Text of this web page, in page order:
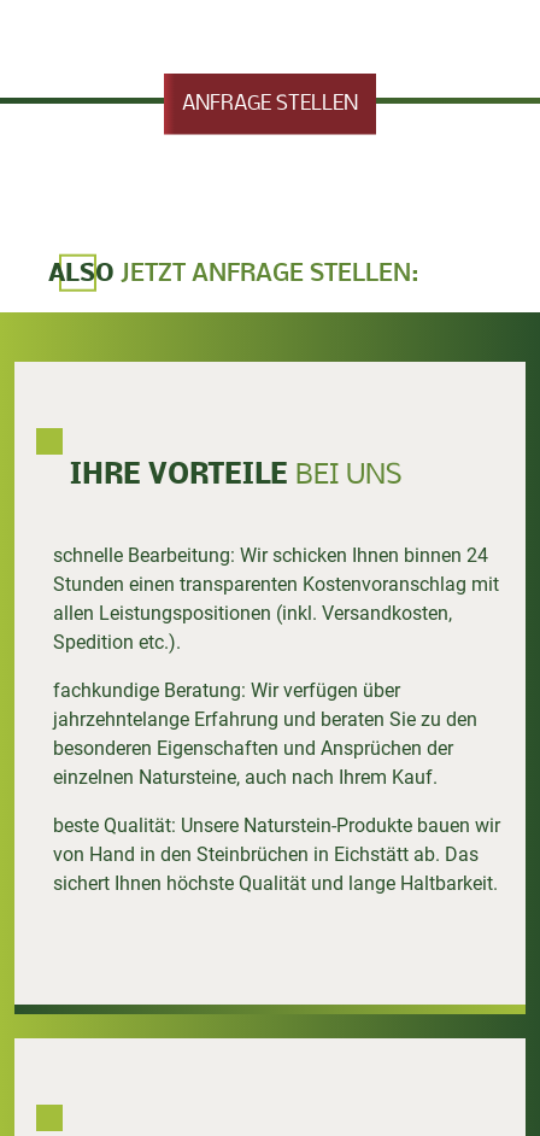
ANFRAGE STELLEN
IHRE VORTEILE BEI UNS
schnelle Bearbeitung: Wir schicken Ihnen binnen 24
Stunden einen transparenten Kostenvoranschlag mit
allen Leistungspositionen (inkl. Versandkosten,
Spedition etc.).
fachkundige Beratung: Wir verfügen über
jahrzehntelange Erfahrung und beraten Sie zu den
besonderen Eigenschaften und Ansprüchen der
einzelnen Natursteine, auch nach Ihrem Kauf.
beste Qualität: Unsere Naturstein-Produkte bauen wir
von Hand in den Steinbrüchen in Eichstätt ab. Das
sichert Ihnen höchste Qualität und lange Haltbarkeit.
ALSO JETZT ANFRAGE STELLEN: